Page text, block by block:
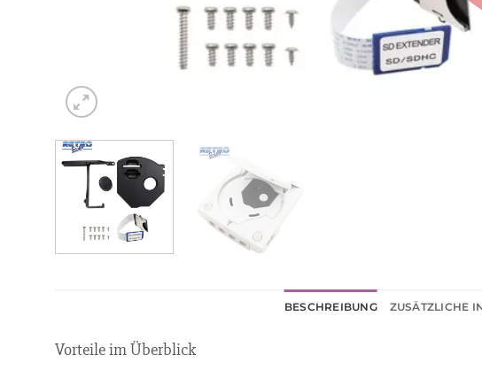
BESCHREIBUNG ZUSÄTZLICHE
Vorteile im Überblick